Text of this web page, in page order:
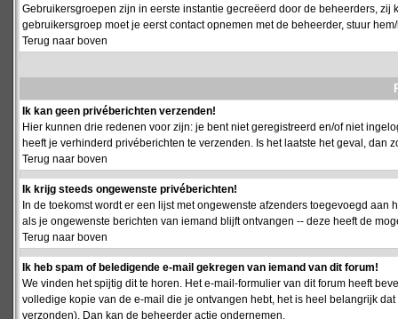
Gebruikersgroepen zijn in eerste instantie gecreëerd door de beheerders,
gebruikersgroep moet je eerst contact opnemen met de beheerder, stuur
Terug naar boven
Ik kan geen privéberichten verzenden!
Hier kunnen drie redenen voor zijn: je bent niet geregistreerd en/of niet
heeft je verhinderd privéberichten te verzenden. Is het laatste het geval, dan
Terug naar boven
Ik krijg steeds ongewenste privéberichten!
In de toekomst wordt er een lijst met ongewenste afzenders toegevoegd
als je ongewenste berichten van iemand blijft ontvangen -- deze heeft de
Terug naar boven
Ik heb spam of beledigende e-mail gekregen van iemand van dit forum!
We vinden het spijtig dit te horen. Het e-mail-formulier van dit forum heeft
volledige kopie van de e-mail die je ontvangen hebt, het is heel belangrijk
verzonden). Dan kan de beheerder actie ondernemen.